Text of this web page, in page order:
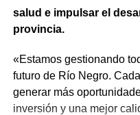
salud e impulsar el
provincia.
«Estamos gestionando
futuro de Río Negro.
generar más
inversión y una mejor